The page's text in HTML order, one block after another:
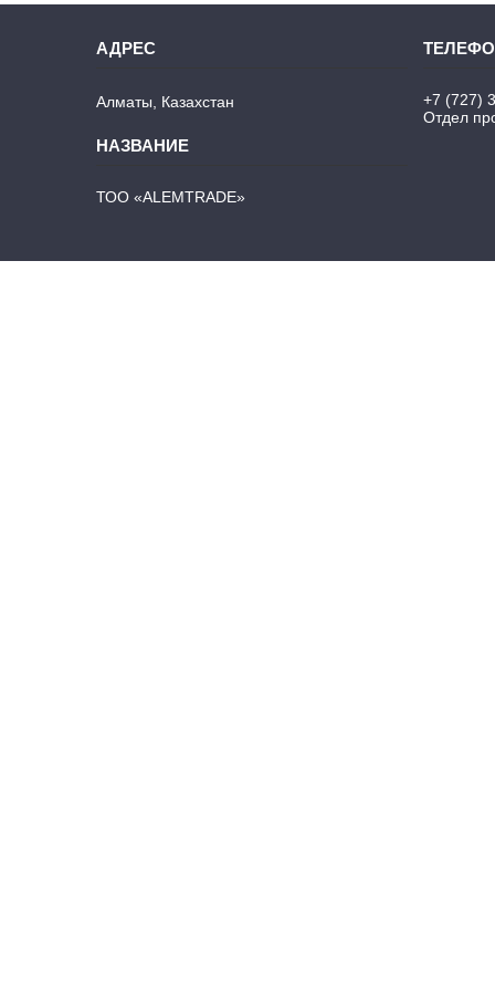
Алматы, Казахстан
ТОО «ALEMTRADE»
+7 (727)
Отдел